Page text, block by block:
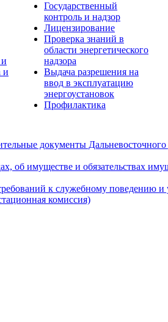
и
Государственный
контроль и надзор
Лицензирование
Проверка знаний в
области энергетического
надзора
Выдача разрешения на
ввод в эксплуатацию
энергоустановок
Профилактика
документы
об имуществе и обязательствах
к служебному поведению и
комиссия)